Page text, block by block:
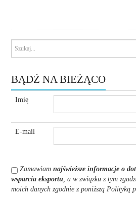
BĄDŹ NA BIEŻĄCO
Imię
E-mail
Zamawiamnajświeższe informacje o
wsparcia eksportu , a w związku z tym
moich danych zgodnie z poniższą Polityką